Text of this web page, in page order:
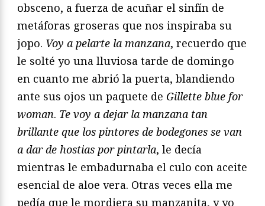
obsceno, a fuerza de acuñar el sinfín de
metáforas groseras que nos inspiraba su
jopo. Voy a pelarte la manzana, recuerdo que
le solté yo una lluviosa tarde de domingo
en cuanto me abrió la puerta, blandiendo
ante sus ojos un paquete de Gillette blue for
woman. Te voy a dejar la manzana tan
brillante que los pintores de bodegones se van
a dar de hostias por pintarla, le decía
mientras le embadurnaba el culo con aceite
esencial de aloe vera. Otras veces ella me
pedía que le mordiera su manzanita, y yo